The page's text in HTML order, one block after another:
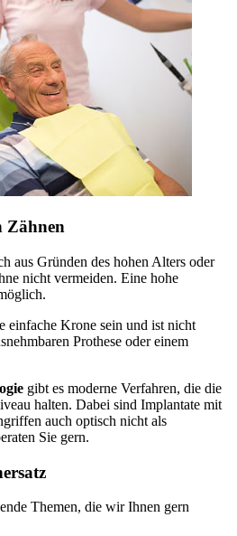
Zähnen
aus Gründen des hohen Alters oder
nicht vermeiden. Eine hohe
einfache Krone sein und ist nicht
Prothese oder einem
gibt es moderne Verfahren, die die
halten. Dabei sind Implantate mit
auch optisch nicht als
Sie gern.
Themen, die wir Ihnen gern